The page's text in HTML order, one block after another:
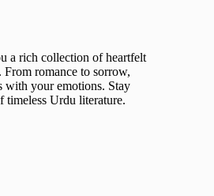
a rich collection of heartfelt
From romance to sorrow,
with your emotions. Stay
timeless Urdu literature.